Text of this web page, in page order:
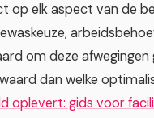
op elk aspect van de
om deze
dan welke
oplevert: gids voor